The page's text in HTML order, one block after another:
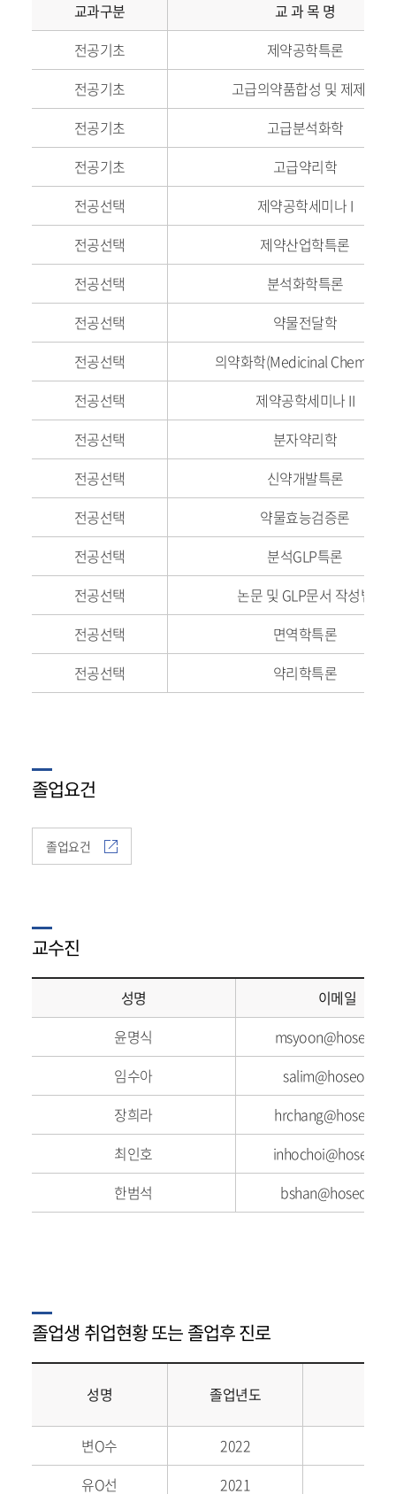
교과구분
교 과 목 명
전공기초
제약공학특론
전공기초
고급의약품합성 및 제제학
전공기초
고급분석화학
전공기초
고급약리학
전공선택
제약공학세미나 I
전공선택
제약산업학특론
전공선택
분석화학특론
전공선택
약물전달학
전공선택
의약화학(Medicinal Chemistry)
전공선택
제약공학세미나 II
전공선택
분자약리학
전공선택
신약개발특론
전공선택
약물효능검증론
전공선택
분석GLP특론
전공선택
논문 및 GLP문서 작성법
전공선택
면역학특론
전공선택
약리학특론
졸업요건
졸업요건
교수진
성명
이메일
윤명식
임수아
salim@hoseo.edu
장희라
최인호
한범석
bshan@hoseo.edu
졸업생 취업현황 또는 졸업후 진로
성명 졸업년도
변O수
2022
유O선
2021